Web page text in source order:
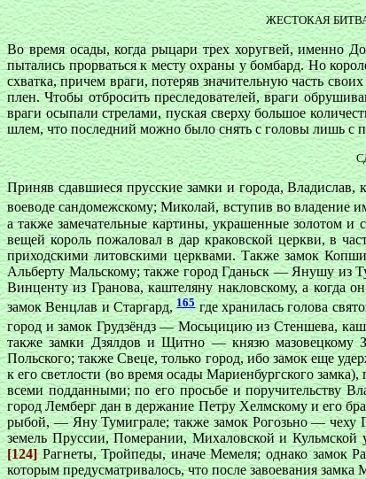
ЖЕСТОКАЯ
Во время осады, когда рыцари трех хоругвей, именно
пытались прорваться к месту охраны у бомбард. Но
схватка, причем враги, потеряв значительную часть
плен. Чтобы отбросить преследователей, враги
враги осыпали стрелами, пуская сверху большое
шлем, что последний можно было снять с головы лишь с
Приняв сдавшиеся прусские замки и города,
воеводе сандомежскому; Миколай, вступив во владение
а также замечательные картины, украшенные золотом и
вещей король пожаловал в дар краковской церкви, в
приходскими литовскими церквами. Также замок
Альберту Мальскому; также город Гданьск — Янушу из
Винценту из Гранова, каштеляну накловскому, а когда
замок Венцлав и Старгард,165где хранилась голова
город и замок Грудзёндз — Мосьцицию из Стеншева,
также замки Дзялдов и Щитно — князю мазовецкому
Польского; также Свеце, только город, ибо замок еще
к его светлости (во время осады Мариенбургского
всеми подданными; по его просьбе и поручительству
город Лемберг дан в держание Петру Хелмскому и его
рыбой, — Яну Тумиграле; также замок Рогозьно —
земель Пруссии, Померании, Михаловской и Кульмской
[124]Рагнеты, Тройпеды, иначе Мемеля; однако замок
которым предусматривалось, что после завоевания